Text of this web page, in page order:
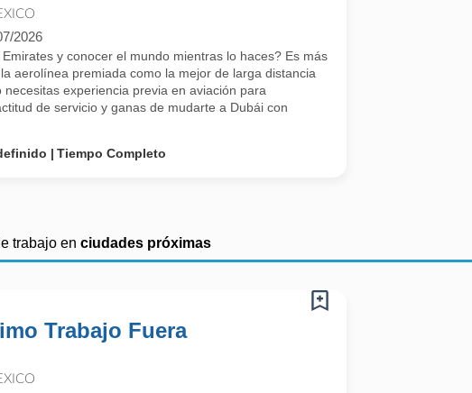
2026
y conocer el mundo mientras lo haces? Es más
aerolínea premiada como la mejor de larga distancia
experiencia previa en aviación para
de servicio y ganas de mudarte a Dubái con
Tiempo Completo
trabajo en ciudades próximas
Trabajo Fuera